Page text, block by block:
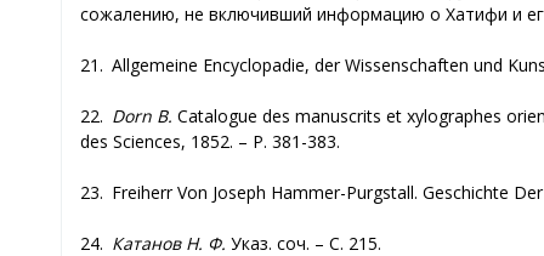
сожалению, не включивший информацию о Хатифи и
21. Allgemeine Encyclopadie, der Wissenschaften und
22. Dorn B. Catalogue des manuscrits et xylographes
des Sciences, 1852. – P. 381-383.
23. Freiherr Von Joseph Hammer-Purgstall. Geschichte
24. Катанов Н. Ф. Указ. соч. – С. 215.